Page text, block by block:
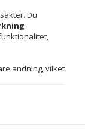
Du
andning, vilket